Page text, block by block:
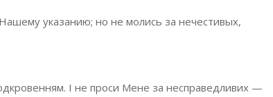
указанию; но не молись за нечестивых,
І не проси Мене за несправедливих —